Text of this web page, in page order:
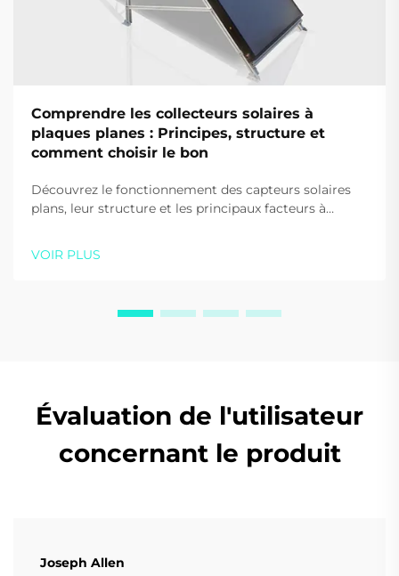
Comprendre les collecteurs solaires à
plaques planes : Principes, structure et
comment choisir le bon
Découvrez le fonctionnement des capteurs solaires
plans, leur structure et les principaux facteurs à
les économies — téléchargez gratuitement notre
VOIR PLUS
Évaluation de l'utilisateur
concernant le produit
Joseph Allen